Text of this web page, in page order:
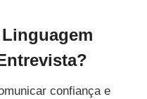
confiança e